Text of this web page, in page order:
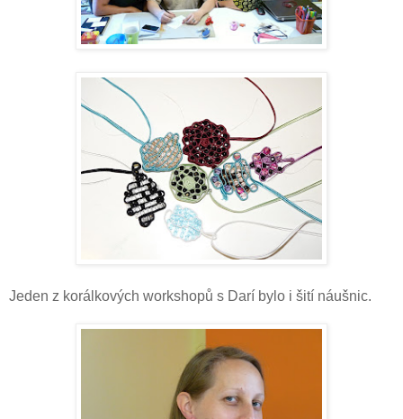
Jeden z korálkových workshopů s Darí bylo i šití náušnic.